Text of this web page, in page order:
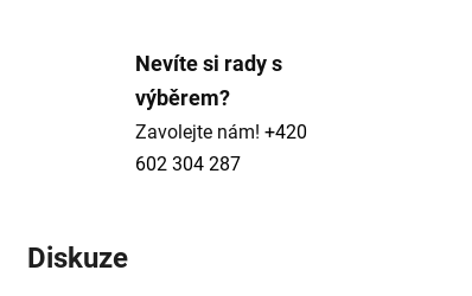
Nevíte si rady s
výběrem?
Zavolejte nám! +420
602 304 287
Diskuze